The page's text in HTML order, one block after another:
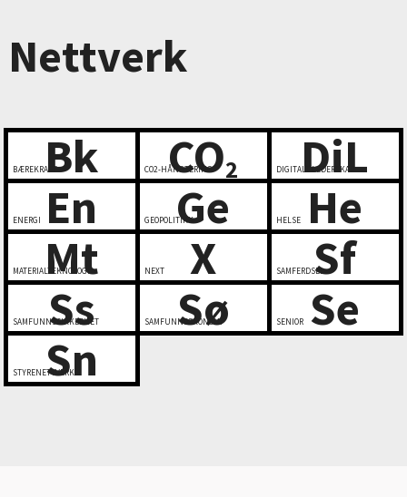
Nettverk
Bk
BÆREKRAFT CO2
CO2-HÅNDTERING DiL
DIGITALT LEDERSKAP
En
ENERGI Ge
GEOPOLITIKK He
HELSE
Mt
MATERIALTEKNOLOGI X
NEXT Sf
SAMFERDSEL
Ss
SAMFUNNSSIKKERHET Sø
SAMFUNNSØKONOMI Se
SENIOR
Sn
STYRENETTVERK